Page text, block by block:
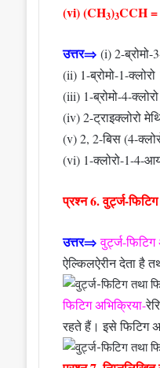
(vi) (CH3)3CCH
उत्तर⇒(i) 2-ब्रोमो-
(ii) 1-ब्रोमो-1-
(iii) 1-ब्रोमो-4-
(iv) 2-ट्राइक्लोरो
(v) 2, 2-बिस (4-
(vi) 1-क्लोरो-1-4-
प्रश्न 6. वुर्ट्ज-
उत्तर⇒वुर्ट्ज-फिटिग
ऐल्किलऐरीन देता है
फिटिग अभिक्रिया-
रहते हैं। इसे फिटिग